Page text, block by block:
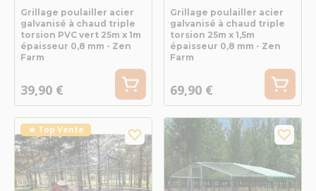
Grillage poulailler acier
galvanisé à chaud triple
torsion PVC vert 25m x 1m
épaisseur 0,8 mm - Zen
Farm
39,90 €
Grillage poulailler acier
galvanisé à chaud triple
torsion 25m x 1,5m
épaisseur 0,8 mm - Zen
Farm
69,90 €
★ Top Vente